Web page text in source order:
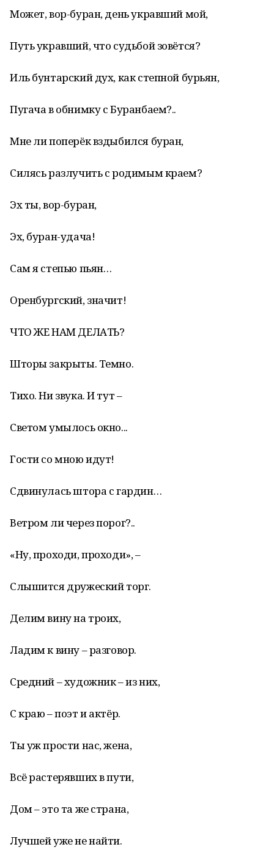
Может, вор-буран, день укравший мой,
Путь укравший, что судьбой зовётся?
Иль бунтарский дух, как степной бурьян,
Пугача в обнимку с Буранбаем?..
Мне ли поперёк вздыбился буран,
Силясь разлучить с родимым краем?
Эх ты, вор-буран,
Эх, буран-удача!
Сам я степью пьян…
Оренбургский, значит!
ЧТО ЖЕ НАМ ДЕЛАТЬ?
Шторы закрыты. Темно.
Тихо. Ни звука. И тут –
Светом умылось окно...
Гости со мною идут!
Сдвинулась штора с гардин…
Ветром ли через порог?..
«Ну, проходи, проходи», –
Слышится дружеский торг.
Делим вину на троих,
Ладим к вину – разговор.
Средний – художник – из них,
С краю – поэт и актёр.
Ты уж прости нас, жена,
Всё растерявших в пути,
Дом – это та же страна,
Лучшей уже не найти.